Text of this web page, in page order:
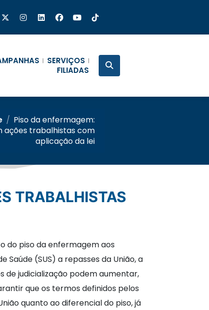
SERVIÇOS
FILIADAS
/ Piso da enfermagem:
ações trabalhistas com
aplicação da lei
do piso da enfermagem aos
(SUS) a repasses da União, a
de judicialização podem aumentar,
que os termos definidos pelos
quanto ao diferencial do piso, já